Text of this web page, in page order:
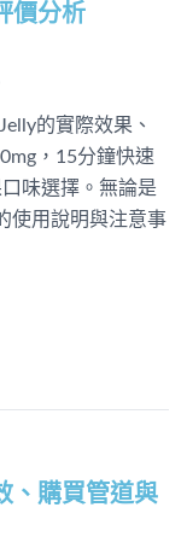
價分析
的實際效果、
，15分鐘快速
味選擇。無論是
使用說明與注意事
、購買管道與